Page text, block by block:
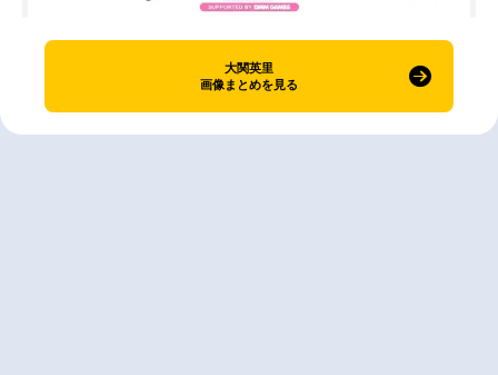
大関英里
画像まとめを見る